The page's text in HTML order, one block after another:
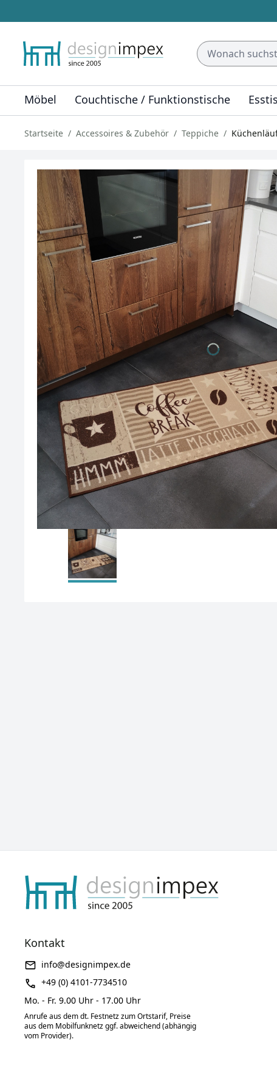
Möbel Couchtische / Funktionstische
Startseite Accessoires & Zubehör Teppiche
Kontakt
info@designimpex.de
+49 (0) 4101-7734510
Mo. - Fr. 9.00 Uhr - 17.00 Uhr
Anrufe aus dem dt. Festnetz zum Ortstarif, Preise
aus dem Mobilfunknetz ggf. abweichend (abhängig
vom Provider).